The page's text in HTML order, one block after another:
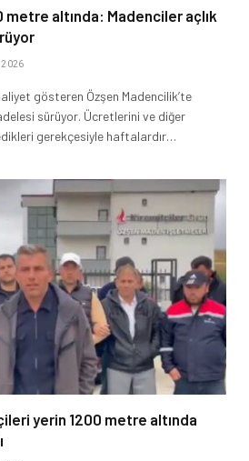
altında: Madenciler açlık
2026
gösteren Özşen Madencilik’te
sürüyor. Ücretlerini ve diğer
gerekçesiyle haftalardır…
yerin 1200 metre altında